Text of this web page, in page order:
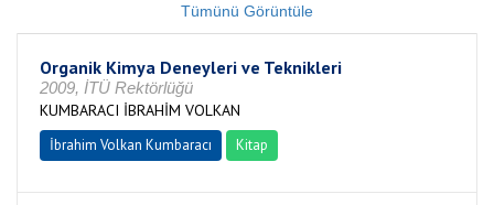
Tümünü Görüntüle
Organik Kimya Deneyleri ve Teknikleri
2009, İTÜ Rektörlüğü
KUMBARACI İBRAHİM VOLKAN
İbrahim Volkan Kumbaracı Kitap